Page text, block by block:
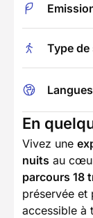
Type
Langues
En
Vivez une
nuits au
parcours 18
préservée et
accessible à